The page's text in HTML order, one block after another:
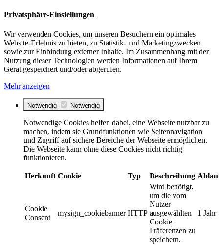
Privatsphäre-Einstellungen
Wir verwenden Cookies, um unseren Besuchern ein optimales
Website-Erlebnis zu bieten, zu Statistik- und Marketingzwecken
sowie zur Einbindung externer Inhalte. Im Zusammenhang mit der
Nutzung dieser Technologien werden Informationen auf Ihrem
Gerät gespeichert und/oder abgerufen.
Mehr anzeigen
Notwendig Notwendig
Notwendige Cookies helfen dabei, eine Webseite nutzbar zu
machen, indem sie Grundfunktionen wie Seitennavigation
und Zugriff auf sichere Bereiche der Webseite ermöglichen.
Die Webseite kann ohne diese Cookies nicht richtig
funktionieren.
Herkunft Cookie Typ Beschreibung
Cookie
Consent
mysign_cookiebanner HTTP
Wird benötigt,
um die vom
Nutzer
ausgewählten
Cookie-
Präferenzen zu
speichern.
1 Jahr